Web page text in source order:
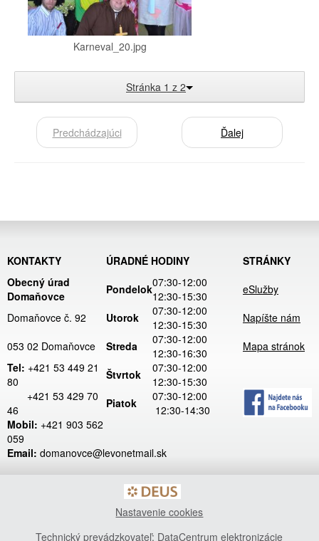
Karneval_20.jpg
Stránka 1 z 2
Predchádzajúci Ďalej
KONTAKTY ÚRADNÉ HODINY
STRÁNKY
Obecný úrad
Domaňovce
Pondelok07:30-12:00
12:30-15:30
eSlužby
Domaňovce č. 92
Utorok
07:30-12:00
12:30-15:30
Napíšte nám
053 02 Domaňovce
Streda
07:30-12:00
12:30-16:30
Mapa stránok
Tel: +421 53 449 21
80
Štvrtok
07:30-12:00
12:30-15:30
+421 53 429 70
46
Piatok
07:30-12:00
12:30-14:30
Mobil: +421 903 562
059
Email: domanovce@levonetmail.sk
Nastavenie cookies
Technický prevádzkovateľ: DataCentrum elektronizácie